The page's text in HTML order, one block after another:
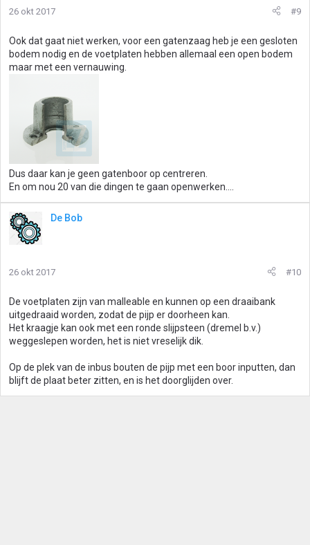
26 okt 2017 #9
Ook dat gaat niet werken, voor een gatenzaag heb je een gesloten
bodem nodig en de voetplaten hebben allemaal een open bodem
maar met een vernauwing.
Dus daar kan je geen gatenboor op centreren.
En om nou 20 van die dingen te gaan openwerken....
De Bob
26 okt 2017 #10
De voetplaten zijn van malleable en kunnen op een draaibank
uitgedraaid worden, zodat de pijp er doorheen kan.
Het kraagje kan ook met een ronde slijpsteen (dremel b.v.)
weggeslepen worden, het is niet vreselijk dik.
Op de plek van de inbus bouten de pijp met een boor inputten, dan
blijft de plaat beter zitten, en is het doorglijden over.